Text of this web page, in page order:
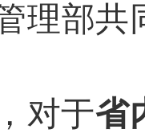
理部共
对于省